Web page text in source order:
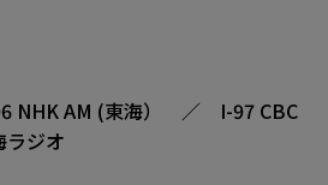
NHK AM (東海） ／ I-97 CBC
ジオ